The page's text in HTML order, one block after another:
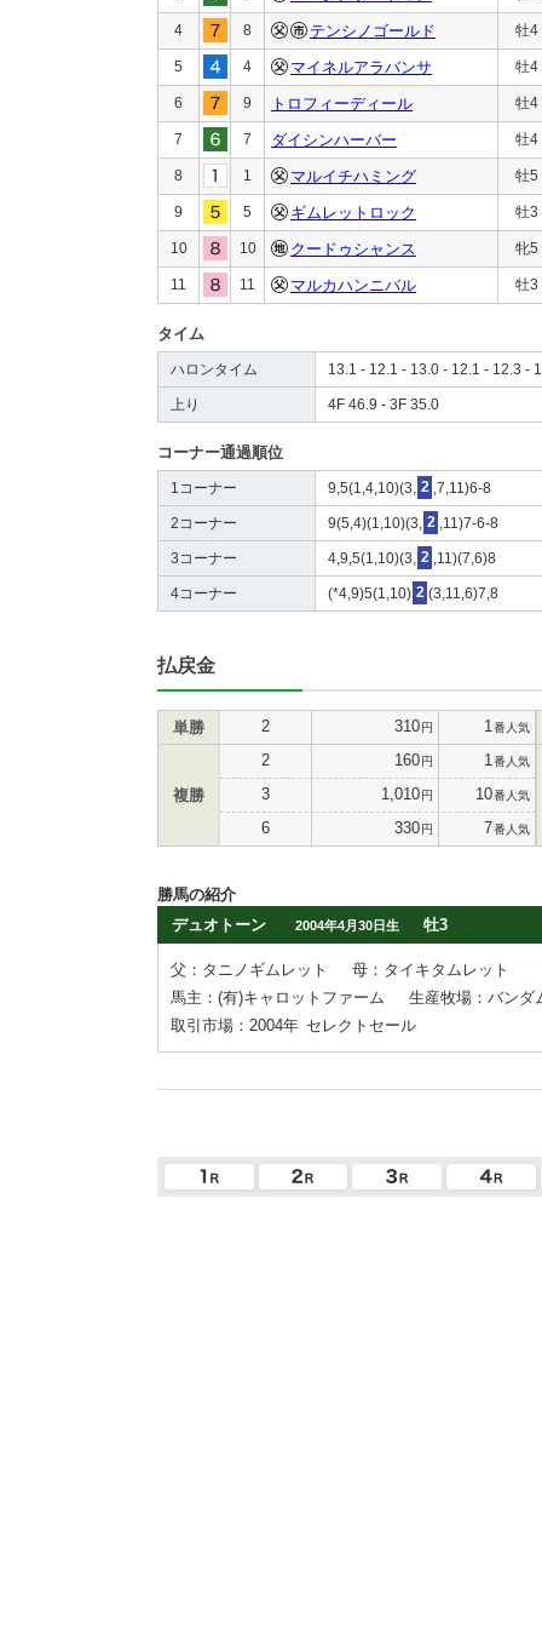
4 8 テンシノゴールド 牡4
5 4 マイネルアラバンサ 牡4
6 9 トロフィーディール 牡4
7 7 ダイシンハーバー 牡4
8 1 マルイチハミング 牡5
9 5 ギムレットロック 牡3
10 10 クードゥシャンス 牝5
11 11 マルカハンニバル 牡3
タイム
ハロンタイム 13.1 - 12.1 - 13.0 - 12.1 - 12.3 -
上り 4F 46.9 - 3F 35.0
コーナー通過順位
1コーナー 9,5(1,4,10)(3, 2 ,7,11)6-8
2コーナー 9(5,4)(1,10)(3, 2 ,11)7-6-8
3コーナー 4,9,5(1,10)(3, 2 ,11)(7,6)8
4コーナー (*4,9)5(1,10) 2 (3,11,6)7,8
払戻金
単勝 2 310円 1 番人気
複勝
2 160円 1 番人気
3 1,010円 10番人気
6 330円 7番人気
勝馬の紹介
デュオトーン
2004年4月30日生 牡3
父：タニノギムレット
母：タイキタムレット
馬主：(有)キャロットファーム
生産牧場：バンダ
取引市場：2004年 セレクトセール